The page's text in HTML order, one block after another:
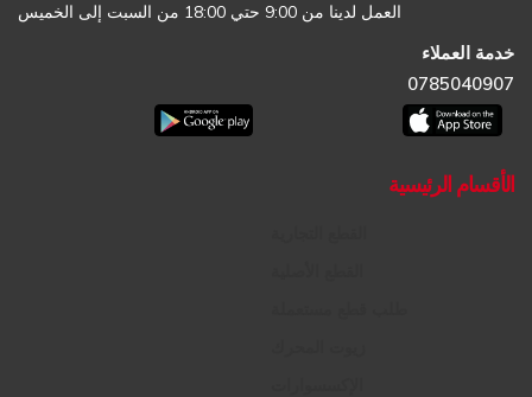
العمل لدينا من 9:00 حتي 18:00 من السبت إلى الخميس
خدمة العملاء
0785040907
الأقسام الرئيسية